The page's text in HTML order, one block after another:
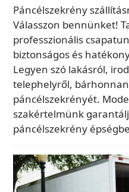
Páncélszekrény
Válasszon bennünket!
professzionális
biztonságos és
Legyen szó lakásról,
telephelyről,
páncélszekrényét.
szakértelmünk
páncélszekrény